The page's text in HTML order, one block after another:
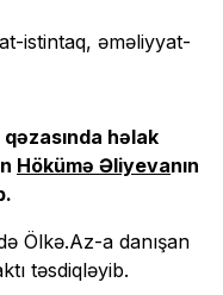
istintaq, əməliyyat-
həlak
Hökümə Əliyevanın
Ölkə.Az-a danışan
təsdiqləyib.